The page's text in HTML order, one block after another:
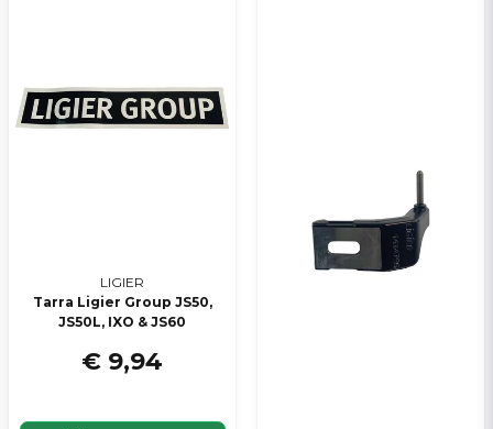
LIGIER
Tarra Ligier Group JS50,
JS50L, IXO & JS60
€ 9,94